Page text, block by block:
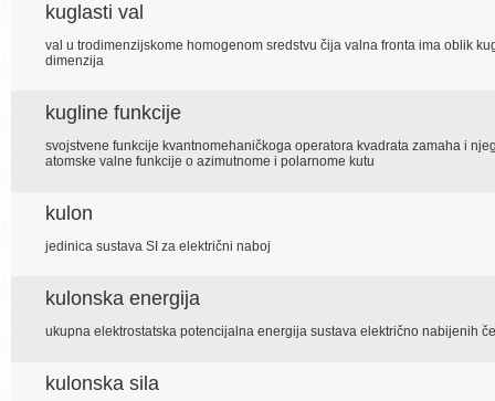
kuglasti val
val u trodimenzijskome homogenom sredstvu čija valna fronta ima oblik
dimenzija
kugline funkcije
svojstvene funkcije kvantnomehaničkoga operatora kvadrata zamaha i
atomske valne funkcije o azimutnome i polarnome kutu
kulon
jedinica sustava SI za električni naboj
kulonska energija
ukupna elektrostatska potencijalna energija sustava električno nabijenih
kulonska sila